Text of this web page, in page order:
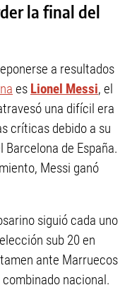
la final del
a resultados
es Lionel Messi, el
una difícil era
críticas debido a su
de España.
Messi ganó
siguió cada uno
sub 20 en
ante Marruecos
nacional.